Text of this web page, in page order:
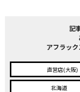
記
アフラック
直営店(大阪)
北海道